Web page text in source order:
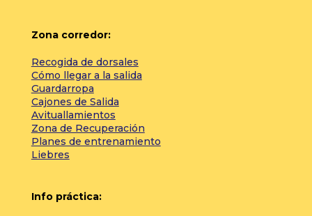
Zona corredor:
Recogida de dorsales
Cómo llegar a la salida
Guardarropa
Cajones de Salida
Avituallamientos
Zona de Recuperación
Planes de entrenamiento
Liebres
Info práctica: